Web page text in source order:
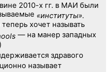
2010-х гг. в МАИ были
«институты».
хочет называть
— на манер западных
здравого
называет